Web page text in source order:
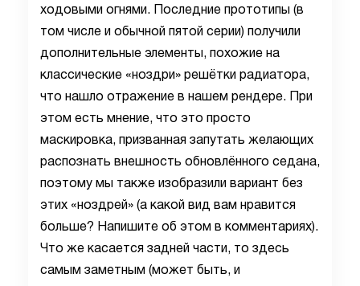
ходовыми огнями. Последние прототипы (в
том числе и обычной пятой серии) получили
дополнительные элементы, похожие на
классические «ноздри» решётки радиатора,
что нашло отражение в нашем рендере. При
этом есть мнение, что это просто
маскировка, призванная запутать желающих
распознать внешность обновлённого седана,
поэтому мы также изобразили вариант без
этих «ноздрей» (а какой вид вам нравится
больше? Напишите об этом в комментариях).
Что же касается задней части, то здесь
самым заметным (может быть, и